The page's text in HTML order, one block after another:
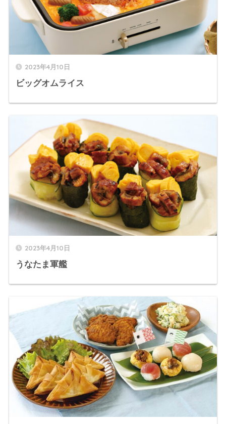
2023年4月10日
ビッグオムライス
2023年4月10日
うなたま軍艦